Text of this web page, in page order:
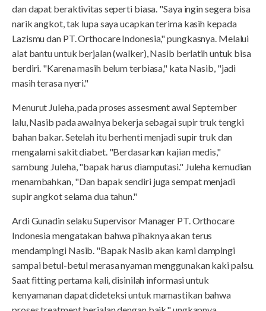
dan dapat beraktivitas seperti biasa. "Saya ingin segera bisa
narik angkot, tak lupa saya ucapkan terima kasih kepada
Lazismu dan PT. Orthocare Indonesia," pungkasnya. Melalui
alat bantu untuk berjalan (walker), Nasib berlatih untuk bisa
berdiri. "Karena masih belum terbiasa," kata Nasib, "jadi
masih terasa nyeri."
Menurut Juleha, pada proses assesment awal September
lalu, Nasib pada awalnya bekerja sebagai supir truk tengki
bahan bakar. Setelah itu berhenti menjadi supir truk dan
mengalami sakit diabet. "Berdasarkan kajian medis,"
sambung Juleha, "bapak harus diamputasi." Juleha kemudian
menambahkan, "Dan bapak sendiri juga sempat menjadi
supir angkot selama dua tahun."
Ardi Gunadin selaku Supervisor Manager PT. Orthocare
Indonesia mengatakan bahwa pihaknya akan terus
mendampingi Nasib. "Bapak Nasib akan kami dampingi
sampai betul-betul merasa nyaman menggunakan kaki palsu.
Saat fitting pertama kali, disinilah informasi untuk
kenyamanan dapat dideteksi untuk mamastikan bahwa